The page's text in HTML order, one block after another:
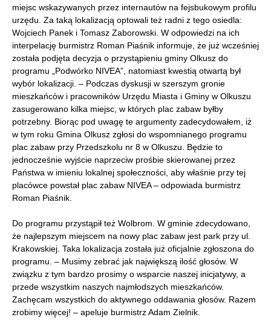
miejsc wskazywanych przez internautów na fejsbukowym profilu
urzędu. Za taką lokalizacją optowali też radni z tego osiedla:
Wojciech Panek i Tomasz Zaborowski. W odpowiedzi na ich
interpelację burmistrz Roman Piaśnik informuje, że już wcześniej
została podjęta decyzja o przystąpieniu gminy Olkusz do
programu „Podwórko NIVEA”, natomiast kwestią otwartą był
wybór lokalizacji. – Podczas dyskusji w szerszym gronie
mieszkańców i pracowników Urzędu Miasta i Gminy w Olkuszu
zasugerowano kilka miejsc, w których plac zabaw byłby
potrzebny. Biorąc pod uwagę te argumenty zadecydowałem, iż
w tym roku Gmina Olkusz zgłosi do wspomnianego programu
plac zabaw przy Przedszkolu nr 8 w Olkuszu. Będzie to
jednocześnie wyjście naprzeciw prośbie skierowanej przez
Państwa w imieniu lokalnej społeczności, aby właśnie przy tej
placówce powstał plac zabaw NIVEA – odpowiada burmistrz
Roman Piaśnik.
Do programu przystąpił też Wolbrom. W gminie zdecydowano,
że najlepszym miejscem na nowy plac zabaw jest park przy ul.
Krakowskiej. Taka lokalizacja została już oficjalnie zgłoszona do
programu. – Musimy zebrać jak największą ilość głosów. W
związku z tym bardzo prosimy o wsparcie naszej inicjatywy, a
przede wszystkim naszych najmłodszych mieszkańców.
Zachęcam wszystkich do aktywnego oddawania głosów. Razem
zrobimy więcej! – apeluje burmistrz Adam Zielnik.